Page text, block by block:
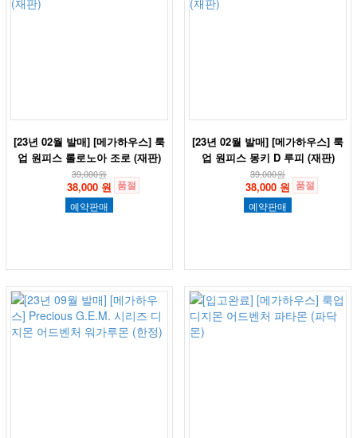
[23년 02월 발매] [메가하우스] 룩
업 원피스 롤로노아 조로 (재판)
39,000원
38,000 원 품절
예약판매
[23년 02월 발매] [메가하우스] 룩
업 원피스 몽키 D 루피 (재판)
39,000원
38,000 원 품절
예약판매